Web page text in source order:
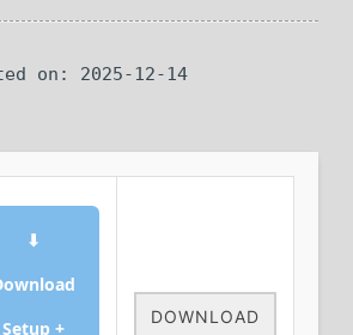
on: 2025-12-14
⬇
Setup +
DOWNLOAD